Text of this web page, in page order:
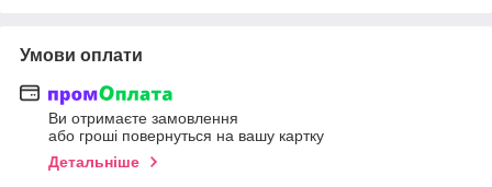
Умови оплати
Ви отримаєте замовлення
або гроші повернуться на вашу картку
Детальніше